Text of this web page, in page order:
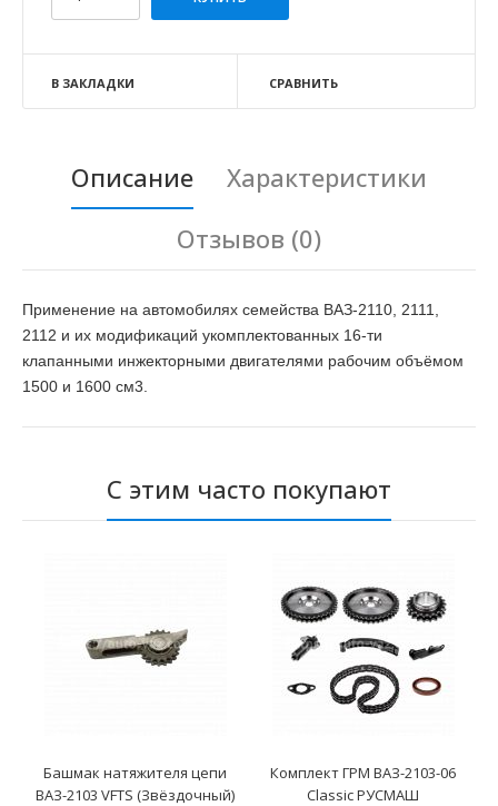
В ЗАКЛАДКИ СРАВНИТЬ
Описание
Характеристики
Отзывов (0)
Применение на автомобилях семейства ВАЗ-2110, 2111,
2112 и их модификаций укомплектованных 16-ти
клапанными инжекторными двигателями рабочим объёмом
1500 и 1600 см3.
С этим часто покупают
Башмак натяжителя цепи
ВАЗ-2103 VFTS (Звёздочный)
Комплект ГРМ ВАЗ-2103-06
Classic РУСМАШ